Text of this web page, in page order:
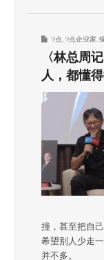
9点 9点企业家
〈林总周
人，都懂
撞，甚至把自
希望别人少走
并不多。